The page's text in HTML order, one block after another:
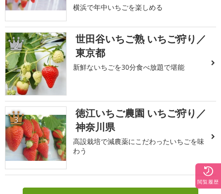
横浜で年中いちごを楽しめる
2
世田谷いちご熟 いちご狩り／
東京都
新鮮ないちごを30分食べ放題で堪能
3
徳江いちご農園 いちご狩り／
神奈川県
高設栽培で減農薬にこだわったいちごを味
わう
閲覧履歴